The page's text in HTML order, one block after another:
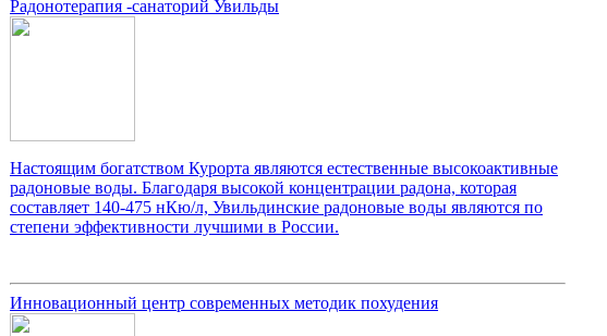
Радонотерапия -санаторий Увильды
Настоящим богатством Курорта являются естественные высокоактивные
радоновые воды. Благодаря высокой концентрации радона, которая
составляет 140-475 нКю/л, Увильдинские радоновые воды являются по
степени эффективности лучшими в России.
Инновационный центр современных методик похудения